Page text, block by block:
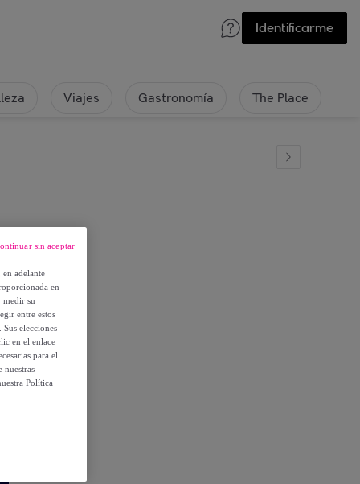
Identificarme
Viajes Gastronomía The Place
adelante
en
medir su
entre estos
elecciones
en el enlace
para el
nuestras
Política
sin aceptar